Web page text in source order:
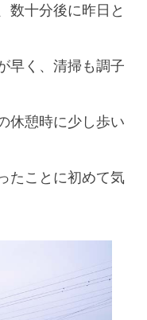
数十分後に昨日と
早く、清掃も調子
休憩時に少し歩い
たことに初めて気